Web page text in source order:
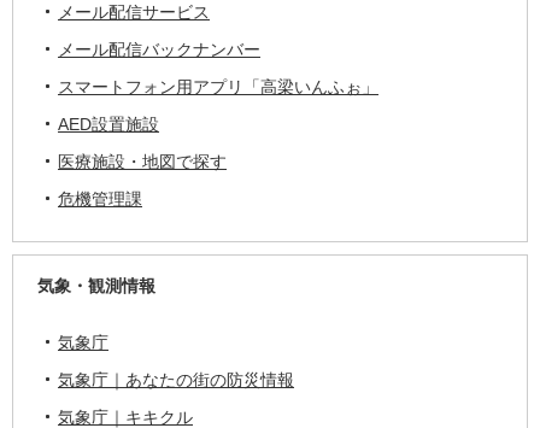
メール配信サービス
メール配信バックナンバー
スマートフォン用アプリ「高梁いんふぉ」
AED設置施設
医療施設・地図で探す
危機管理課
気象・観測情報
気象庁
気象庁｜あなたの街の防災情報
気象庁｜キキクル